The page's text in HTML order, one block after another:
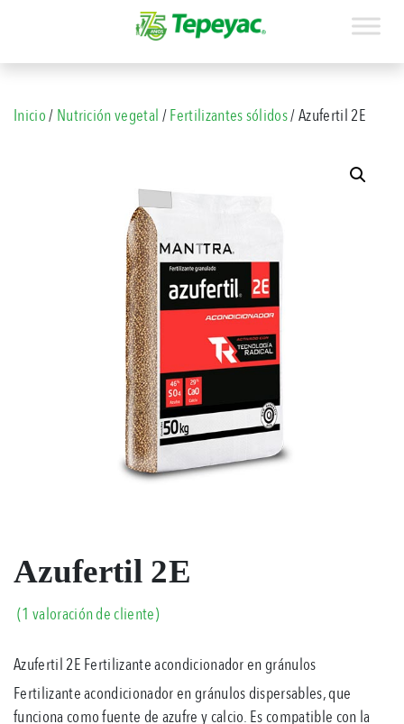
Inicio/ Nutrición vegetal /Fertilizantes sólidos/ Azufertil 2E
Azufertil 2E
sobre
5
basado
en
(1 valoración de cliente)
Azufertil 2E Fertilizante acondicionador en gránulos
Fertilizante acondicionador en gránulos dispersables, que
funciona como fuente de azufre y calcio. Es compatible con la